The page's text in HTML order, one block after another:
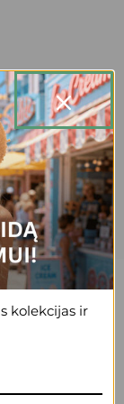
kolekcijas ir